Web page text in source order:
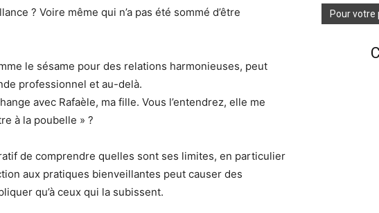
? Voire même qui n’a pas été sommé d’être
le sésame pour des relations harmonieuses, peut
professionnel et au-delà.
avec Rafaèle, ma fille. Vous l’entendrez, elle me
à la poubelle » ?
de comprendre quelles sont ses limites, en particulier
aux pratiques bienveillantes peut causer des
qu’à ceux qui la subissent.
Pour